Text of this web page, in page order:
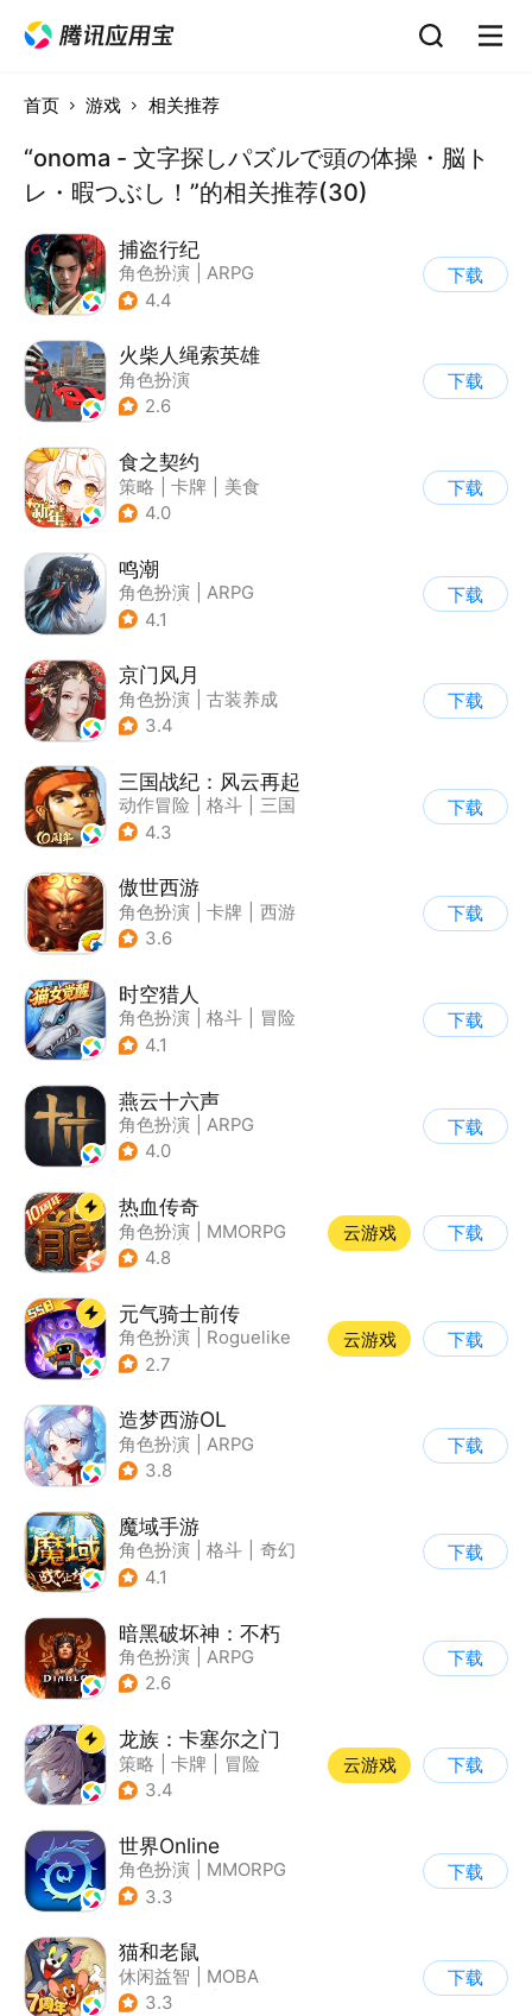
首页 游戏 相关推荐
“onoma - 文字探しパズルで頭の体操・脳ト
レ・暇つぶし！”的相关推荐(30)
捕盗行纪
角色扮演
ARPG
| 武侠
4.4
下载
火柴人绳索英雄
角色扮演
| 第三人称射击
2.6
下载
食之契约
策略 卡牌
美食
| 二次元
4.0
下载
鸣潮
角色扮演
ARPG
| 冒险
4.1
下载
京门风月
角色扮演
古装养成
| 宫廷
3.4
下载
三国战纪：风云再起
动作冒险 格斗
三国
| 横版过关
4.3
下载
傲世西游
角色扮演 卡牌
西游
| 卡通
3.6
下载
时空猎人
角色扮演 格斗
冒险
| 时空猎人
4.1
下载
燕云十六声
角色扮演
ARPG
| 武侠
4.0
下载
热血传奇
角色扮演
MMORPG
| 传奇
4.8
云游戏 下载
元气骑士前传
角色扮演
Roguelike
| 地牢
2.7
云游戏 下载
造梦西游OL
角色扮演
ARPG
| 西游
3.8
下载
魔域手游
角色扮演 格斗
奇幻
| 魔域
4.1
下载
暗黑破坏神：不朽
角色扮演
ARPG
| 奇幻
2.6
下载
龙族：卡塞尔之门
策略 卡牌
冒险
| 龙族
3.4
云游戏 下载
世界Online
角色扮演
MMORPG
| 冒险
3.3
下载
猫和老鼠
休闲益智
MOBA
| 动漫改编
3.3
下载